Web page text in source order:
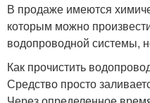
В продаже имеются
которым можно
водопроводной системы,
Как прочистить
Средство просто